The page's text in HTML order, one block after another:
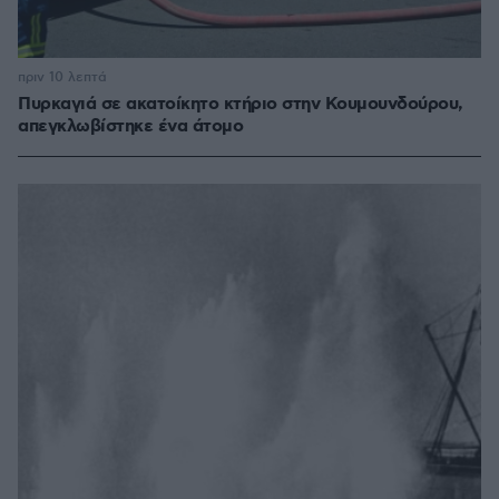
Πυρκαγιά σε ακατοίκητο κτήριο στην Κουμουνδούρου,
απεγκλωβίστηκε ένα άτομο
πριν 10 λεπτά